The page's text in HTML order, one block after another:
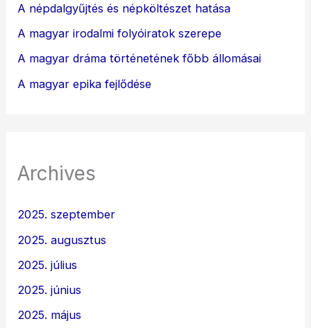
A népdalgyűjtés és népköltészet hatása
A magyar irodalmi folyóiratok szerepe
A magyar dráma történetének főbb állomásai
A magyar epika fejlődése
Archives
2025. szeptember
2025. augusztus
2025. július
2025. június
2025. május